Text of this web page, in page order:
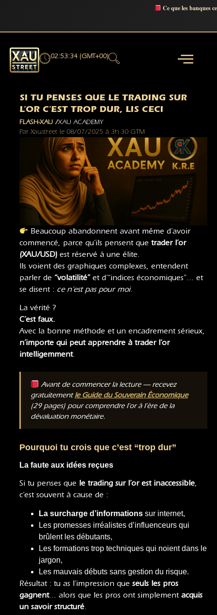
Ce que les banques
02:53:35 (GMT+00)
SI TU PENSES QUE LE TRADING SUR
L’OR C’EST TROP DUR, LIS CECI
FLASH-XAU /XAU ACADEMY
Par Xaustreet le 08/07/2025 à 3h 30 GTM
Beaucoup abandonnent avant même d’avoir
commencé, parce qu’ils pensent que trader l’or
(XAU/USD) est réservé à une élite.
Ils voient des graphiques complexes, entendent
parler de “volatilité”et d’“indices économiques”… et
se disent : ce n’est pas pour moi.
La vérité ?
C’est faux.
Avec la bonne méthode et un encadrement sérieux,
n’importe qui peut apprendre à trader l’or
intelligemment.
Avant de commencer la lecture — recevez
gratuitementle Guide du Souverain Économique
(29 pages) pour comprendre l’or à l’ère de la
dévaluation monétaire.
Pourquoi tu crois que c’est “trop dur”
La faute aux idées reçues
Si tu penses que le trading sur l’or est inaccessible,
c’est souvent à cause de :
La surcharge d’informations sur internet,
Les promesses irréalistes d’influenceurs qui
brûlent les débutants,
Les formations trop techniques qui noient dans le
jargon,
Les mauvais débuts sans gestion du risque.
Résultat : tu as l’impression que seuls les pros
gagnent… alors que les pros ont simplement acquis
un savoir structuré.